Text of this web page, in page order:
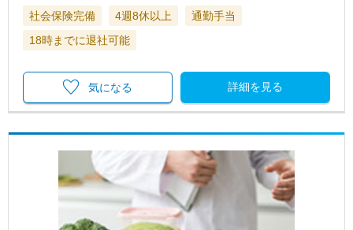
社会保険完備 4週8休以上
通勤手当
18時までに退社可能
詳細を見る
気になる